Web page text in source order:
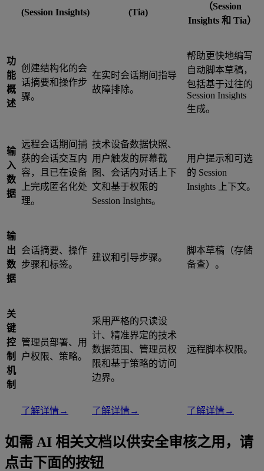
(Session Insights) (Tia)
（Session
Insights 和 Tia）
功
能
概
述
创建结构化的会
话摘要和操作步
骤。
在实时会话期间指导
故障排除。
帮助更快地编写
自动脚本草稿，
包括基于过往的
Session Insights
生成。
输
入
数
据
远程会话期间捕
获的会话交互内
容，且已在设备
上完成匿名化处
理。
技术设备数据快照、
用户触发的屏幕截
图、会话内对话上下
文和基于权限的
Session Insights。
用户提示和可选
的 Session
Insights 上下文。
输
出
数
据
会话摘要、操作
步骤和标签。
建议和引导步骤。
脚本草稿（存储
备查）。
关
键
控
制
机
制
管理员部署、用
户权限、策略。
采用严格的只读设
计、精准界定的技术
数据范围、管理员权
限和基于策略的访问
边界。
远程脚本权限。
了解详情→ 了解详情→ 了解详情→
如需 AI 相关文档以供安全审核之用，请
点击下面的按钮